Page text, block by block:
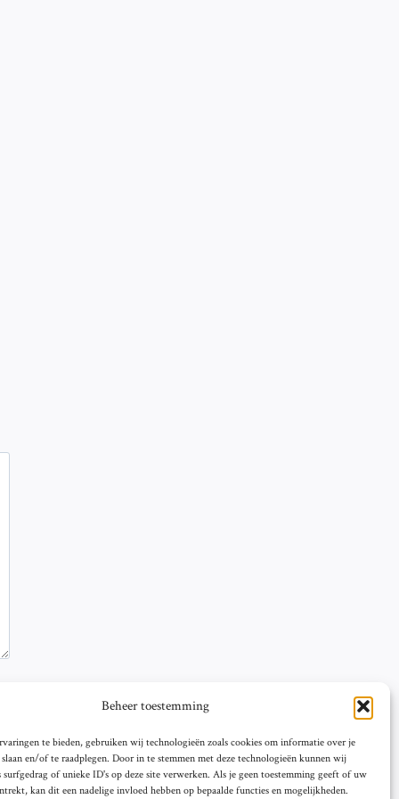
Beheer toestemming
te bieden, gebruiken wij technologieën zoals cookies om informatie over je
en/of te raadplegen. Door in te stemmen met deze technologieën kunnen wij
surfgedrag of unieke ID's op deze site verwerken. Als je geen toestemming geeft of uw
kan dit een nadelige invloed hebben op bepaalde functies en mogelijkheden.